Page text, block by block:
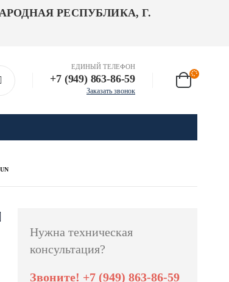
РЕСПУБЛИКА, Г.
ЕДИНЫЙ ТЕЛЕФОН
+7 (949) 863-86-59
Заказать звонок
Нужна техническая
консультация?
Звоните! +7 (949) 863-86-59